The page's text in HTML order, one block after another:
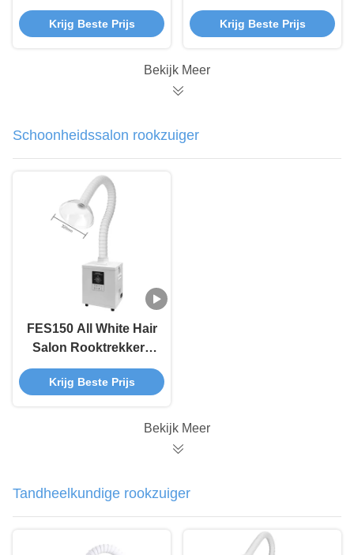
Zwart 350W
Rookzuiger voor
Krijg Beste Prijs
afdrukkerij 200W
Krijg Beste Prijs
Bekijk Meer
Schoonheidssalon rookzuiger
FES150 All White Hair
Salon Rooktrekkers
voor schone lucht
Krijg Beste Prijs
Bekijk Meer
Tandheelkundige rookzuiger